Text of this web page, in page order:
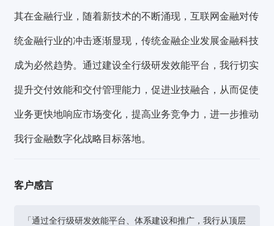
其在金融行业，随着新技术的不断涌现，互联网金融对传
统金融行业的冲击逐渐显现，传统金融企业发展金融科技
成为必然趋势。通过建设全行级研发效能平台，我行切实
提升交付效能和交付管理能力，促进业技融合，从而促使
业务更快地响应市场变化，提高业务竞争力，进一步推动
我行金融数字化战略目标落地。
客户感言
「通过全行级研发效能平台、体系建设和推广，我行从顶层